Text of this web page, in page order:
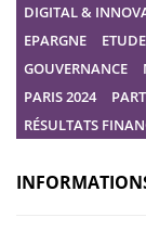
DIGITAL &
EPARGNE
GOUVERNANCE
PARIS 2024
RÉSULTATS